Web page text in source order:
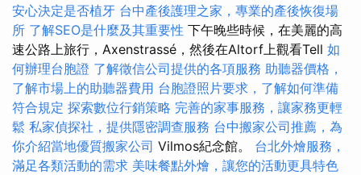
安心決定是否植牙 台中產後護理之家，專業的產後恢復場
所 了解SEO是什麼及其重要性 下午晚些時候，在美麗的高
速公路上旅行，Axenstrassé，然後在Altorf上觀看Tell 如
何辦理台胞證 了解徵信公司提供的各項服務 助聽器價格，
了解市場上的助聽器費用 台胞證照片要求，了解如何準備
符合規定 探索數位行銷策略 完善的家事服務，讓家務更輕
鬆 私家偵探社，提供隱密調查服務 台中搬家公司推薦，為
你介紹當地優質搬家公司 Vilmos紀念館。 台北外燴服務，
滿足各類活動的需求 美味餐點外燴，讓您的活動更具特色